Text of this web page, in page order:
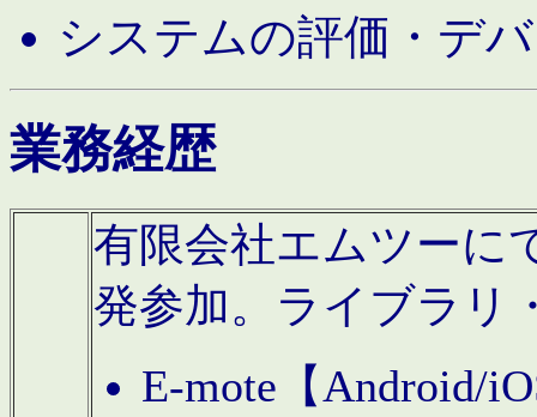
システムの評価・デ
業務経歴
有限会社エムツーに
発参加。ライブラリ
E-mote【Android/